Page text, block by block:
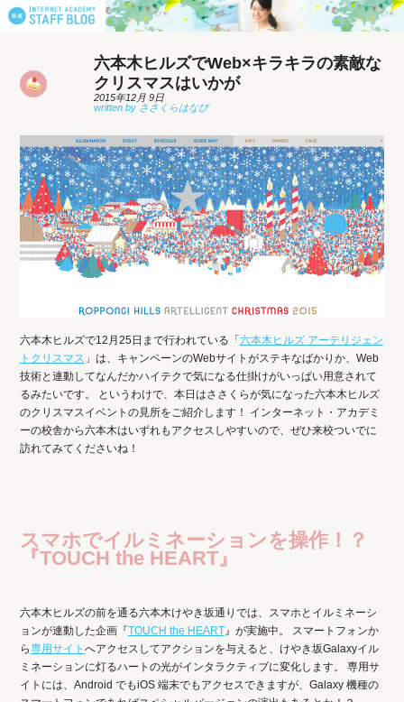
六本木ヒルズでWeb×キラキラの素敵な
クリスマスはいかが
2015年12月 9日
六本木ヒルズで12月25日まで行われている「 六本木ヒルズ アーテリジェン
トクリスマス 」は、キャンペーンのWebサイトがステキなばかりか、Web
技術と連動してなんだかハイテクで気になる仕掛けがいっぱい用意されて
るみたいです。 というわけで、本日はささくらが気になった六本木ヒルズ
のクリスマスイベントの見所をご紹介します！ インターネット・アカデミ
ーの校舎から六本木はいずれもアクセスしやすいので、ぜひ来校ついでに
訪れてみてくださいね！
スマホでイルミネーションを操作！？
『TOUCH the HEART』
六本木ヒルズの前を通る六本木けやき坂通りでは、スマホとイルミネーシ
ョンが連動した企画『TOUCH the HEART』が実施中。 スマートフォンか
ら専用サイト へアクセスしてアクションを与えると、けやき坂Galaxyイル
ミネーションに灯るハートの光がインタラクティブに変化します。 専用サ
イトには、Android でもiOS 端末でもアクセスできますが、Galaxy 機種の